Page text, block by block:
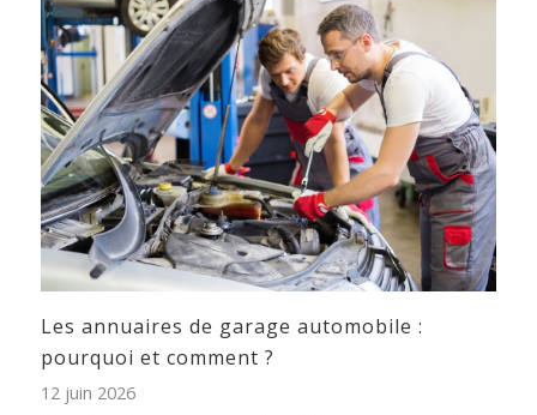
Les annuaires de garage automobile :
pourquoi et comment ?
12 juin 2026